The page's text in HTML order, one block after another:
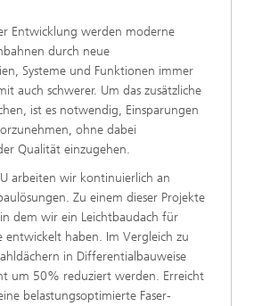
Entwicklung werden moderne
durch neue
Systeme und Funktionen immer
auch schwerer. Um das zusätzliche
ist es notwendig, Einsparungen
ohne dabei
Qualität einzugehen.
arbeiten wir kontinuierlich an
Zu einem dieser Projekte
dem wir ein Leichtbaudach für
entwickelt haben. Im Vergleich zu
in Differentialbauweise
um 50% reduziert werden. Erreicht
belastungsoptimierte Faser-